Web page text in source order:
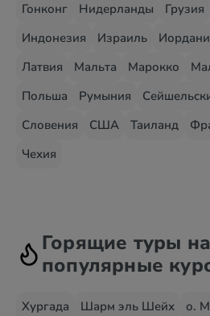
Гонконг
Нидерланды Грузия
Индонезия
Израиль
Латвия
Мальта Марокко
Польша
Румыния
Словения
США Таиланд
Чехия
Горящие туры
популярные
Хургада Шарм эль Шейх о.